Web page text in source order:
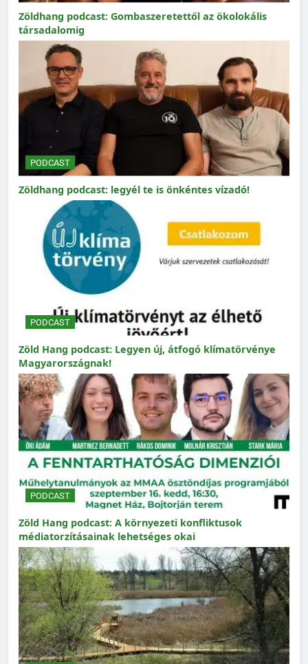
Zöldhang podcast: Gombaszeretettől az ökolokális
társadalomig
PODCAST
Zöldhang podcast: legyél te is önkéntes vízadó!
PODCAST
Zöld Hang podcast: Legyen új, átfogó klímatörvénye
Magyarországnak!
PODCAST
Zöld Hang podcast: A környezeti konfliktusok
médiatorzításainak lehetséges okai